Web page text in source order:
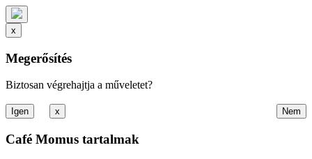
x
Megerősítés
Biztosan végrehajtja a műveletet?
x
Café Momus tartalmak